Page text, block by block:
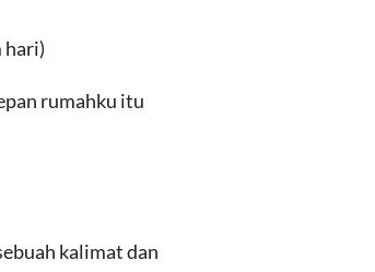
hari)
rumahku itu
kalimat dan